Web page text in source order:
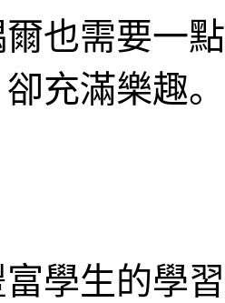
需要一點
充滿樂趣。
生的學習